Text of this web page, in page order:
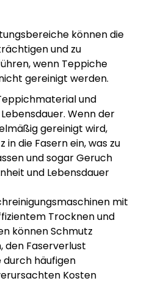
können die
und zu
wenn Teppiche
gereinigt werden.
und
Wenn der
gereinigt wird,
die Fasern ein, was zu
und sogar Geruch
und Lebensdauer
mit
Trocknen und
können Schmutz
Faserverlust
durch häufigen
Kosten